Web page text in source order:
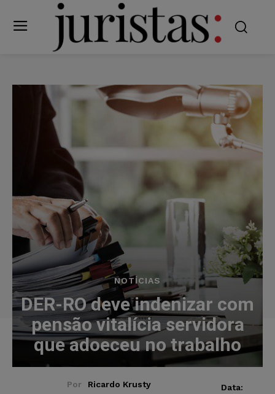
NOTÍCIAS
DER-RO deve indenizar com
pensão vitalícia servidora
que adoeceu no trabalho
Por Ricardo Krusty
Data: